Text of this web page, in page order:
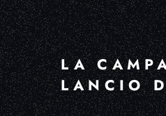
LA
LANCIO